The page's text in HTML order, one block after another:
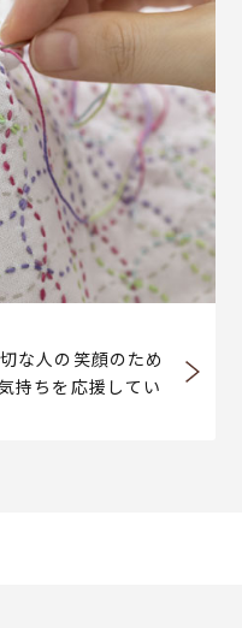
な人の笑顔のため
持ちを応援してい